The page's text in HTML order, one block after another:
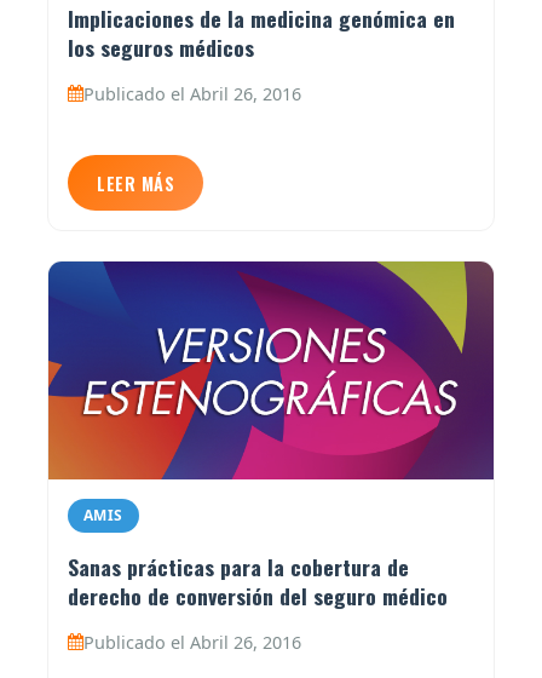
Implicaciones de la medicina genómica en
los seguros médicos
Publicado el Abril 26, 2016
LEER MÁS
AMIS
Sanas prácticas para la cobertura de
derecho de conversión del seguro médico
Publicado el Abril 26, 2016